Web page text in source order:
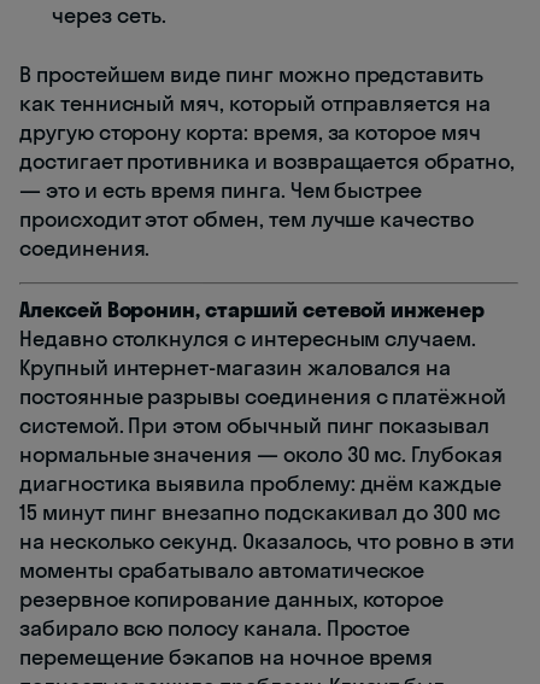
через сеть.
В простейшем виде пинг можно представить
как теннисный мяч, который отправляется на
другую сторону корта: время, за которое мяч
достигает противника и возвращается обратно,
— это и есть время пинга. Чем быстрее
происходит этот обмен, тем лучше качество
соединения.
Алексей Воронин, старший сетевой инженер
Недавно столкнулся с интересным случаем.
Крупный интернет-магазин жаловался на
постоянные разрывы соединения с платёжной
системой. При этом обычный пинг показывал
нормальные значения — около 30 мс. Глубокая
диагностика выявила проблему: днём каждые
15 минут пинг внезапно подскакивал до 300 мс
на несколько секунд. Оказалось, что ровно в эти
моменты срабатывало автоматическое
резервное копирование данных, которое
забирало всю полосу канала. Простое
перемещение бэкапов на ночное время